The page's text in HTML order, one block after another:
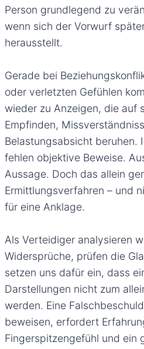
Person grundlegend zu
wenn sich der Vorwurf
herausstellt.
Gerade bei
oder verletzten Gefühlen
wieder zu Anzeigen, die auf
Empfinden,
Belastungsabsicht beruhen.
fehlen objektive Beweise.
Aussage. Doch das allein
Ermittlungsverfahren – und
für eine Anklage.
Als Verteidiger analysieren
Widersprüche, prüfen die
setzen uns dafür ein, dass
Darstellungen nicht zum
werden. Eine
beweisen, erfordert
Fingerspitzengefühl und ein